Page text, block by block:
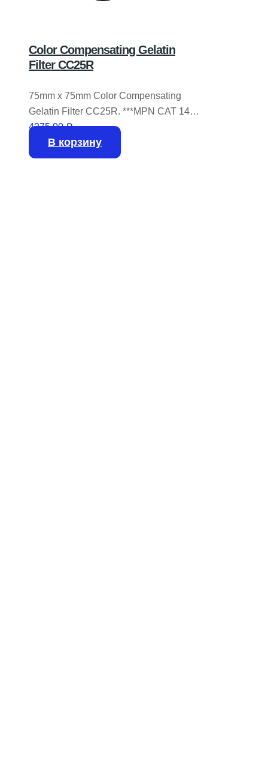
Color Compensating Gelatin
Filter CC25R
75mm x 75mm Color Compensating
Gelatin Filter CC25R. ***MPN CAT 140
1215 ***OEM Kodak ***SKU*** 28093
4275,00₽
В корзину